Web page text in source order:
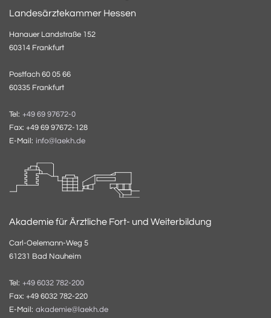
Landesärztekammer Hessen
Hanauer Landstraße 152
60314 Frankfurt
Postfach 60 05 66
60335 Frankfurt
Tel: +49 69 97672-0
Fax: +49 69 97672-128
E-Mail: info@laekh.de
Akademie für Ärztliche Fort- und Weiterbildung
Carl-Oelemann-Weg 5
61231 Bad Nauheim
Tel: +49 6032 782-200
Fax: +49 6032 782-220
E-Mail: akademie@laekh.de